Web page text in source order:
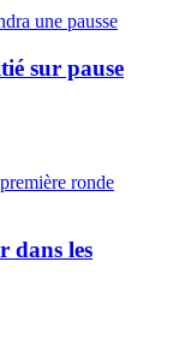
sur pause
dans les